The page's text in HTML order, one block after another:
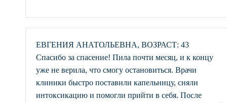
ЕВГЕНИЯ АНАТОЛЬЕВНА, ВОЗРАСТ: 43
Спасибо за спасение! Пила почти месяц, и к концу
уже не верила, что смогу остановиться. Врачи
клиники быстро поставили капельницу, сняли
интоксикацию и помогли прийти в себя. После